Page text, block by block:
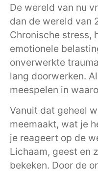
De wereld van nu
dan de wereld van
Chronische stress,
emotionele
onverwerkte
lang doorwerken.
meespelen in
Vanuit dat geheel
meemaakt, wat je
je reageert op de
Lichaam, geest en
bekeken. Door de